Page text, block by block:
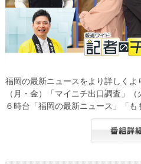
福岡の最新ニュースをより詳しく
（月・金）「マイニチ出口調査」
６時台「福岡の最新ニュース」「も